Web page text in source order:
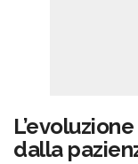
dalla